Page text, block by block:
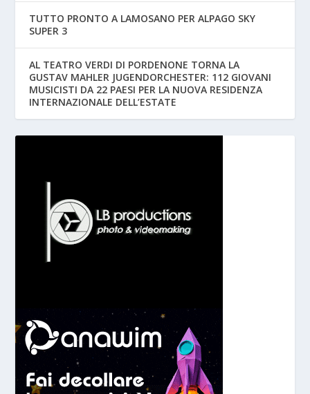
TUTTO PRONTO A LAMOSANO PER ALPAGO SKY
SUPER 3
AL TEATRO VERDI DI PORDENONE TORNA LA
GUSTAV MAHLER JUGENDORCHESTER: 112 GIOVANI
MUSICISTI DA 22 PAESI PER LA NUOVA RESIDENZA
INTERNAZIONALE DELL’ESTATE